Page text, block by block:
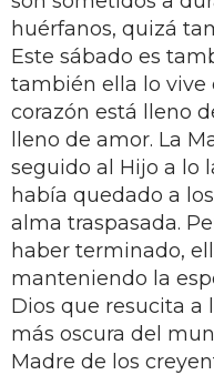
huérfanos, quizá
Este sábado es
también ella lo vive
corazón está lleno
lleno de amor. La
seguido al Hijo a lo
había quedado a
alma traspasada.
haber terminado,
manteniendo la
Dios que resucita a
más oscura del
Madre de los